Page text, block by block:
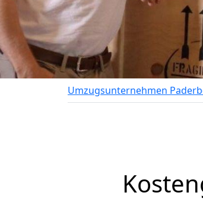
Umzugsunternehmen